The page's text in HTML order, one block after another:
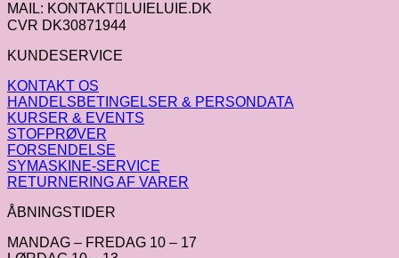
MAIL: KONTAKTLUIELUIE.DK
CVR DK30871944
KUNDESERVICE
KONTAKT OS
HANDELSBETINGELSER & PERSONDATA
KURSER & EVENTS
STOFPRØVER
FORSENDELSE
SYMASKINE-SERVICE
RETURNERING AF VARER
ÅBNINGSTIDER
MANDAG – FREDAG 10 – 17